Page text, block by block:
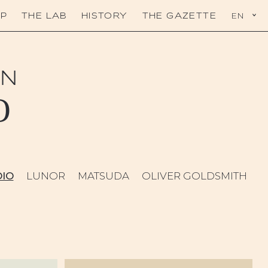
THE LAB HISTORY THE GAZETTE EN
LUNOR MATSUDA OLIVER GOLDSMITH